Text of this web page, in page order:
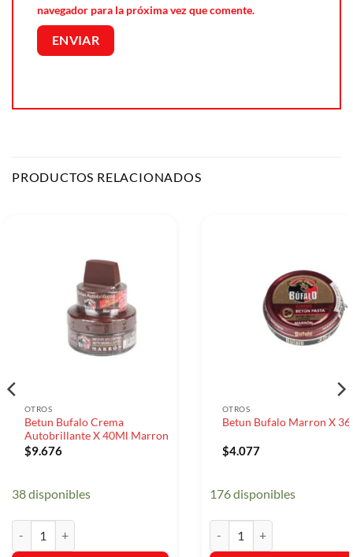
navegador para la próxima vez que comente.
PRODUCTOS RELACIONADOS
OTROS
Betun Bufalo Crema
Autobrillante X 40Ml Marron
$9.676
38 disponibles
OTROS
Betun Bufalo Marron X
$4.077
176 disponibles